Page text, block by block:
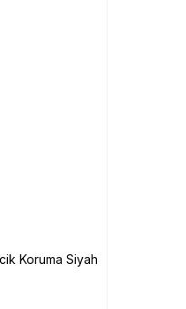
Koruma Siyah